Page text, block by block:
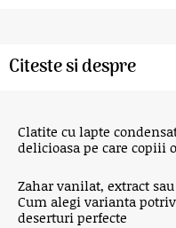
Citeste si despre
Clatite cu lapte
delicioasa pe care copiii
Zahar vanilat, extract
Cum alegi varianta
deserturi perfecte